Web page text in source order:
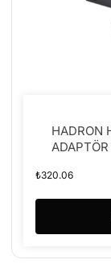
HADRON
₺320.06